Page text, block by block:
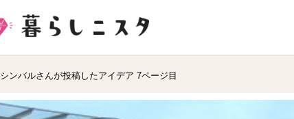
シンバルさんが投稿したアイデア 7ページ目